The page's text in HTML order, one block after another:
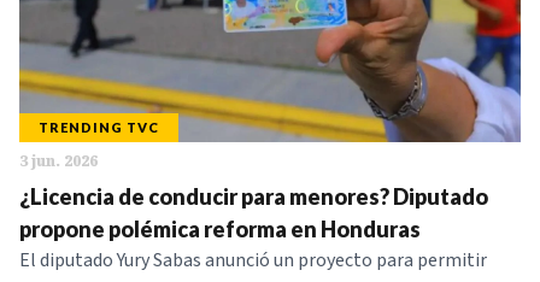
TRENDING TVC
3 jun. 2026
¿Licencia de conducir para menores? Diputado
propone polémica reforma en Honduras
El diputado Yury Sabas anunció un proyecto para permitir